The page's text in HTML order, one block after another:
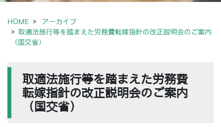
HOME
アーカイブ
取適法施行等を踏まえた労務費転嫁指針の改正説明会のご案内
（国交省）
取適法施行等を踏まえた労務費
転嫁指針の改正説明会のご案内
（国交省）